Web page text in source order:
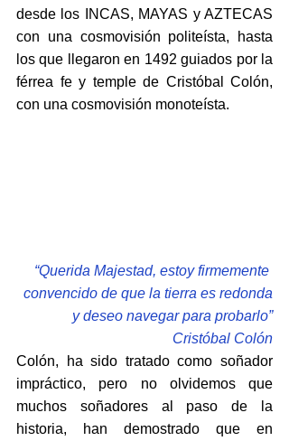
desde los INCAS, MAYAS y AZTECAS
con una cosmovisión politeísta, hasta
los que llegaron en 1492 guiados por la
férrea fe y temple de Cristóbal Colón,
con una cosmovisión monoteísta.
“Querida Majestad, estoy firmemente
convencido de que la tierra es redonda
y deseo navegar para probarlo”
Cristóbal Colón
Colón, ha sido tratado como soñador
impráctico, pero no olvidemos que
muchos soñadores al paso de la
historia, han demostrado que en